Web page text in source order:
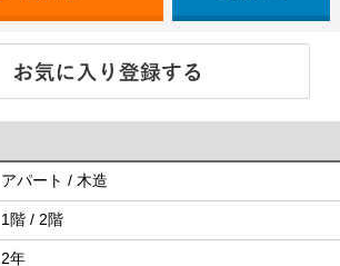
アパート / 木造
1階 / 2階
2年